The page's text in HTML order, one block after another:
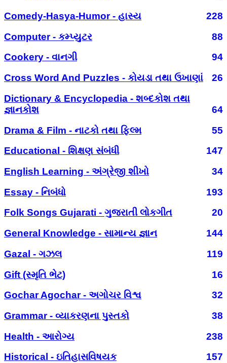
Comedy-Hasya-Humor - હાસ્ય
228
Computer - કમ્પ્યુટર
88
Cookery - વાનગી
94
Cross Word And Puzzles - કોયડા તથા ઉખાણાં
26
Dictionary & Encyclopedia - શબ્દકોશ તથા
જ્ઞાનકોશ
64
Drama & Film - નાટકો તથા ફિલ્મ
55
Educational - શિક્ષણ સંબંધી
147
English Learning - અંગ્રેજી શીખો
34
Essay - નિબંધો
193
Folk Songs Gujarati - ગુજરાતી લોકગીત
20
General Knowledge - સામાન્ય જ્ઞાન
144
Gazal - ગઝલ
119
Gift (સ્મૃતિ ભેટ)
16
Gochar Agochar - અગોચર વિશ્વ
32
Grammar - વ્યાકરણના પુસ્તકો
38
Health - આરોગ્ય
238
Historical - ઇતિહાસવિષયક
157